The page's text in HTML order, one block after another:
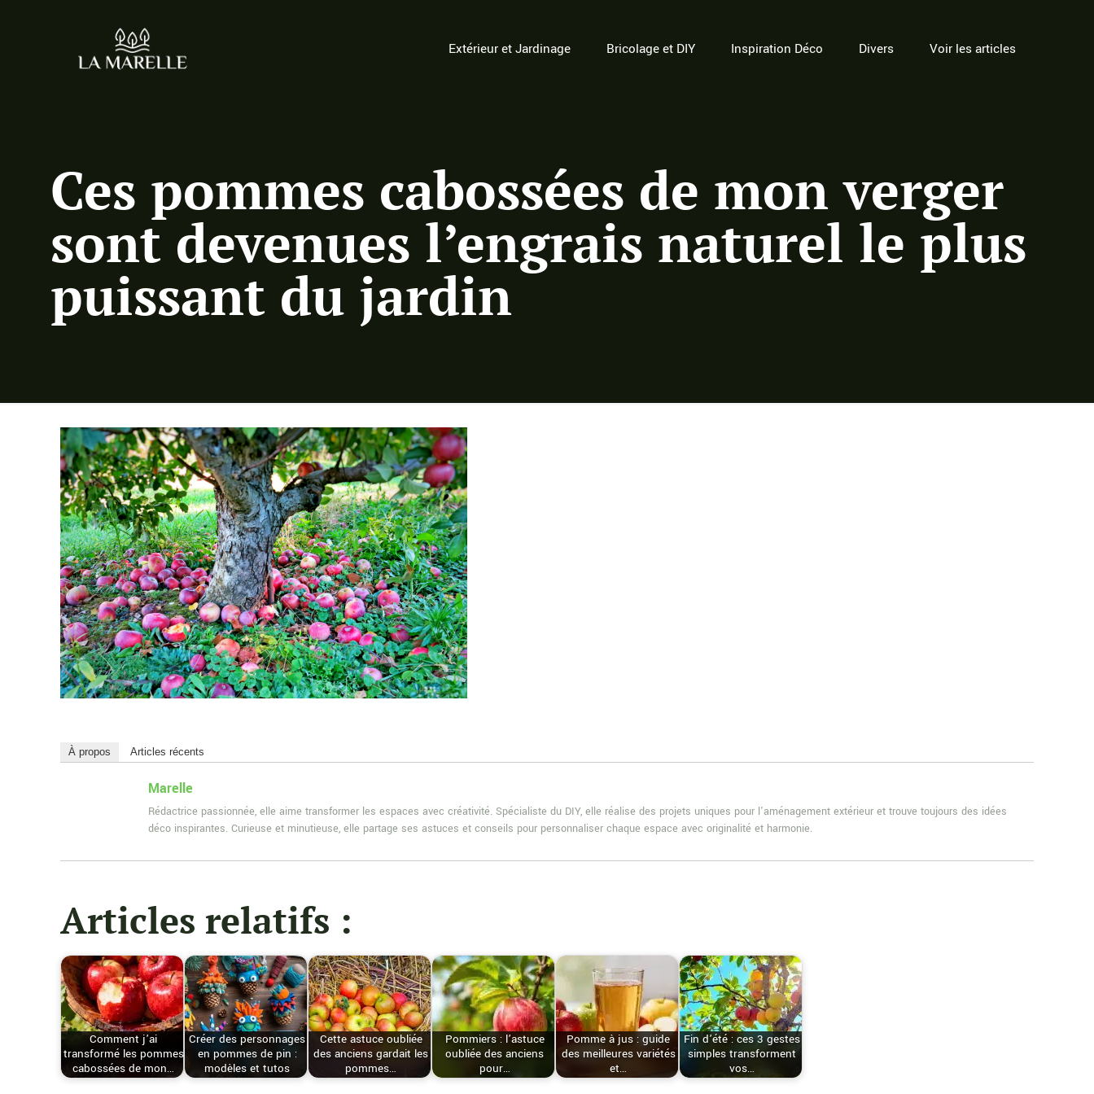
Extérieur et Jardinage Bricolage et DIY Inspiration Déco Divers Voir les articles
Ces pommes cabossées de mon verger
sont devenues l’engrais naturel le plus
puissant du jardin
À propos Articles récents
Marelle
Rédactrice passionnée, elle aime transformer les espaces avec créativité. Spécialiste du DIY, elle réalise des projets uniques pour l'aménagement extérieur et trouve toujours des idées
déco inspirantes. Curieuse et minutieuse, elle partage ses astuces et conseils pour personnaliser chaque espace avec originalité et harmonie.
Articles relatifs :
Comment j’ai
transformé les pommes
cabossées de mon…
Créer des personnages
en pommes de pin :
modèles et tutos
Cette astuce oubliée
des anciens gardait les
pommes…
Pommiers : l’astuce
oubliée des anciens
pour…
Pomme à jus : guide
des meilleures variétés
et…
Fin d’été : ces 3 gestes
simples transforment
vos…